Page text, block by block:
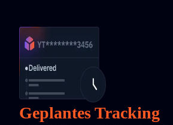
Geplantes Tracking